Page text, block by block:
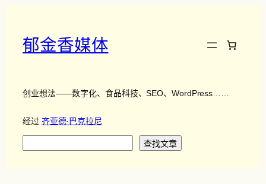
郁金香媒体
创业想法——数字化、食品科技、SEO、WordPress……
经过 齐亚德·巴克拉尼
索
查找文章